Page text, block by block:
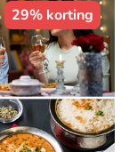
29% korting